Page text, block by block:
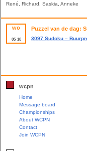
René, Richard, Saskia, Anneke
wo
05 10
Puzzel van de dag:
3097 Sudoku –
wcpn
Home
Message board
Championships
About WCPN
Contact
Join WCPN